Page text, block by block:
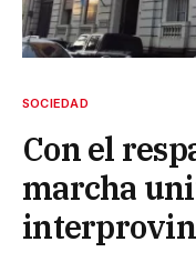
SOCIEDAD
Con el
marcha